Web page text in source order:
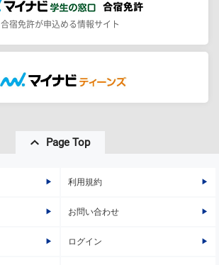
合宿免許が申込める情報サイト
Page Top
利用規約
お問い合わせ
ログイン